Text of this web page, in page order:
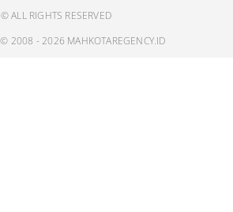
© ALL RIGHTS RESERVED
© 2008 - 2026 MAHKOTAREGENCY.ID